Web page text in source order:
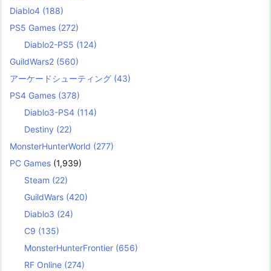
Diablo4 (188)
PS5 Games (272)
Diablo2-PS5 (124)
GuildWars2 (560)
アーケードシューティング (43)
PS4 Games (378)
Diablo3-PS4 (114)
Destiny (22)
MonsterHunterWorld (277)
PC Games (1,939)
Steam (22)
GuildWars (420)
Diablo3 (24)
C9 (135)
MonsterHunterFrontier (656)
RF Online (274)